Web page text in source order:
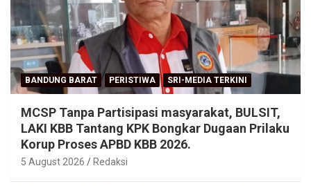
BANDUNG BARAT PERISTIWA SRI-MEDIA TERKINI
MCSP Tanpa Partisipasi masyarakat, BULSIT,
LAKI KBB Tantang KPK Bongkar Dugaan Prilaku
Korup Proses APBD KBB 2026.
5 August 2026 Redaksi